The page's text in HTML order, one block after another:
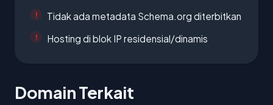
Tidak ada metadata Schema.org diterbitkan
Hosting di blok IP residensial/dinamis
Domain Terkait